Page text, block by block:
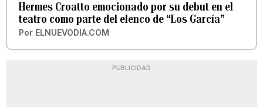
Hermes Croatto emocionado por su debut en el
teatro como parte del elenco de “Los García”
Por ELNUEVODIA.COM
PUBLICIDAD